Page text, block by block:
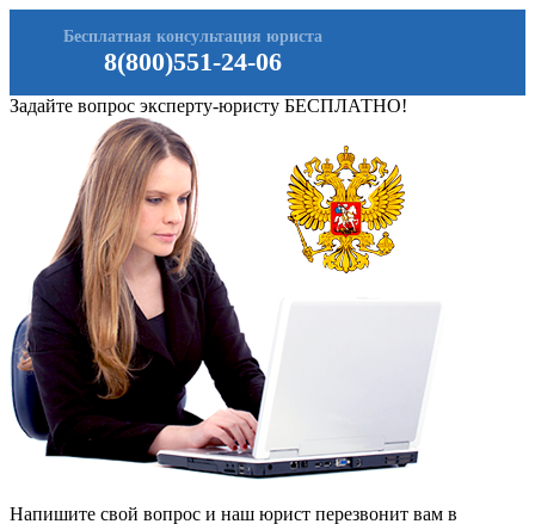
8(800)551-24-06
Бесплатная консультация юриста
Задайте вопрос эксперту-юристу БЕСПЛАТНО!
Напишите свой вопрос и наш юрист перезвонит вам в